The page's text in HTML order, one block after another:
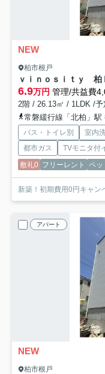
NEW
柏市根戸
ｖｉｎｏｓｉｔｙ 柏
6.9万円 管理/共益費
2階 / 26.13㎡ / 1LDK /予
常磐緩行線「北柏」駅
バス・トイレ別 室内
都市ガス
TVモニタ付
敷礼0 フリーレント ペッ
新築！初期費用0円キャン
アパート
NEW
柏市根戸